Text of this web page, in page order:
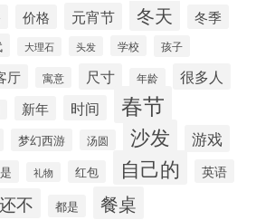
价格 元宵节 冬天 冬季
大理石 头发 学校 孩子
厅 寓意 尺寸 年龄 很多人
新年 时间 春节
梦幻西游 汤圆 沙发 游戏
礼物 红包 自己的 英语
还不 都是 餐桌